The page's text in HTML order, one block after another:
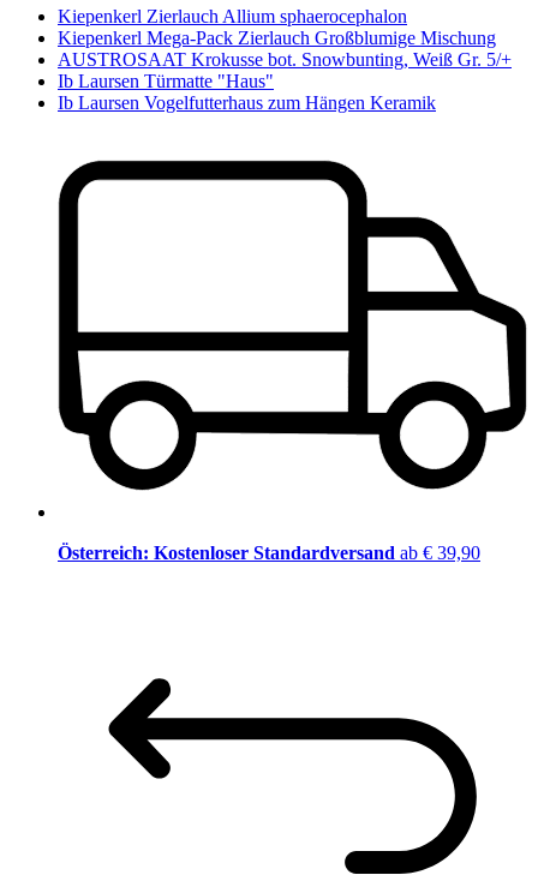
Kiepenkerl Zierlauch Allium sphaerocephalon
Kiepenkerl Mega-Pack Zierlauch Großblumige Mischung
AUSTROSAAT Krokusse bot. Snowbunting, Weiß Gr. 5/+
Ib Laursen Türmatte "Haus"
Ib Laursen Vogelfutterhaus zum Hängen Keramik
Österreich: Kostenloser Standardversand ab € 39,90